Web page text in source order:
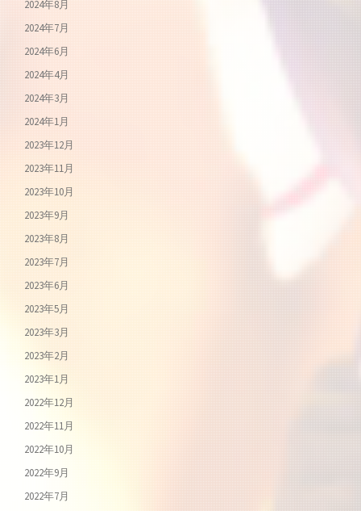
2024年8月
2024年7月
2024年6月
2024年4月
2024年3月
2024年1月
2023年12月
2023年11月
2023年10月
2023年9月
2023年8月
2023年7月
2023年6月
2023年5月
2023年3月
2023年2月
2023年1月
2022年12月
2022年11月
2022年10月
2022年9月
2022年7月